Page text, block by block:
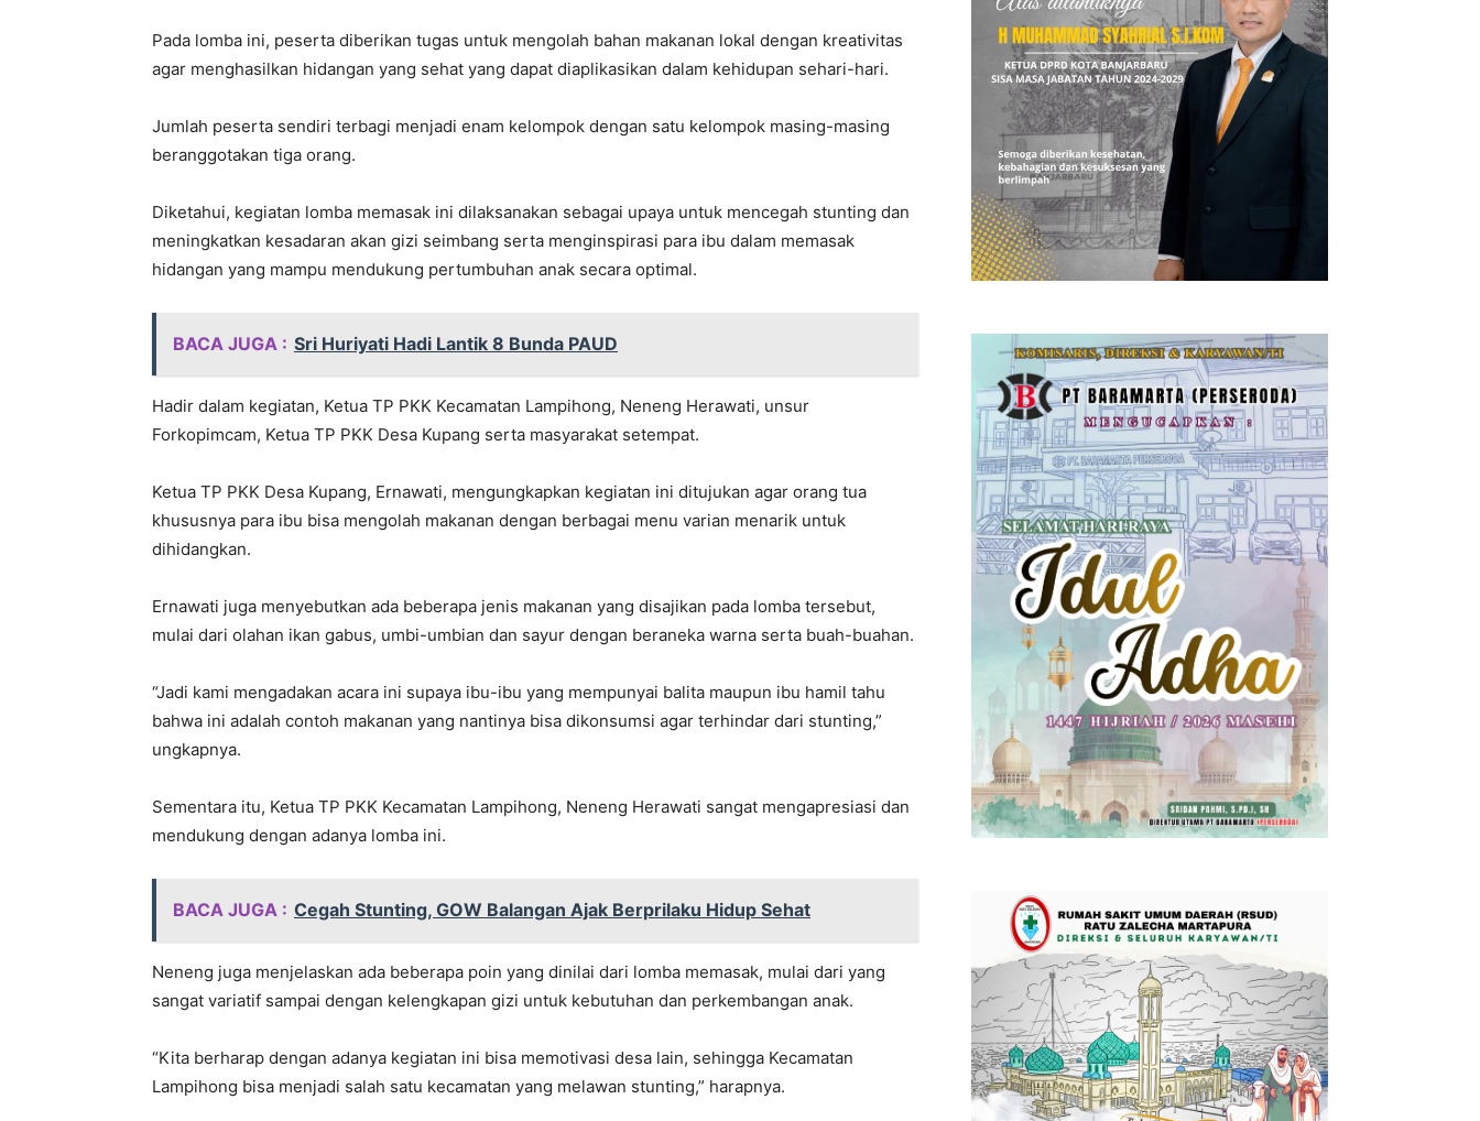
Pada lomba ini, peserta diberikan tugas untuk mengolah bahan makanan lokal dengan kreativitas
agar menghasilkan hidangan yang sehat yang dapat diaplikasikan dalam kehidupan sehari-hari.
Jumlah peserta sendiri terbagi menjadi enam kelompok dengan satu kelompok masing-masing
beranggotakan tiga orang.
Diketahui, kegiatan lomba memasak ini dilaksanakan sebagai upaya untuk mencegah stunting dan
meningkatkan kesadaran akan gizi seimbang serta menginspirasi para ibu dalam memasak
hidangan yang mampu mendukung pertumbuhan anak secara optimal.
BACA JUGA : Sri Huriyati Hadi Lantik 8 Bunda PAUD
Hadir dalam kegiatan, Ketua TP PKK Kecamatan Lampihong, Neneng Herawati, unsur
Forkopimcam, Ketua TP PKK Desa Kupang serta masyarakat setempat.
Ketua TP PKK Desa Kupang, Ernawati, mengungkapkan kegiatan ini ditujukan agar orang tua
khususnya para ibu bisa mengolah makanan dengan berbagai menu varian menarik untuk
dihidangkan.
Ernawati juga menyebutkan ada beberapa jenis makanan yang disajikan pada lomba tersebut,
mulai dari olahan ikan gabus, umbi-umbian dan sayur dengan beraneka warna serta buah-buahan.
“Jadi kami mengadakan acara ini supaya ibu-ibu yang mempunyai balita maupun ibu hamil tahu
bahwa ini adalah contoh makanan yang nantinya bisa dikonsumsi agar terhindar dari stunting,”
ungkapnya.
Sementara itu, Ketua TP PKK Kecamatan Lampihong, Neneng Herawati sangat mengapresiasi dan
mendukung dengan adanya lomba ini.
BACA JUGA : Cegah Stunting, GOW Balangan Ajak Berprilaku Hidup Sehat
Neneng juga menjelaskan ada beberapa poin yang dinilai dari lomba memasak, mulai dari yang
sangat variatif sampai dengan kelengkapan gizi untuk kebutuhan dan perkembangan anak.
“Kita berharap dengan adanya kegiatan ini bisa memotivasi desa lain, sehingga Kecamatan
Lampihong bisa menjadi salah satu kecamatan yang melawan stunting,” harapnya.